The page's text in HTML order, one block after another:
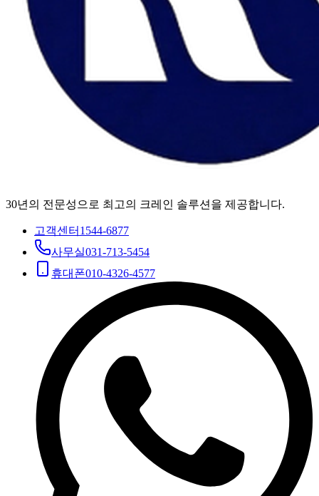
30년의 전문성으로 최고의 크레인 솔루션을 제공합니다.
고객센터 1544-6877
사무실031-713-5454
휴대폰010-4326-4577